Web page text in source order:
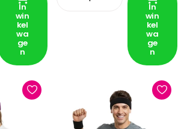
In
win
kel
wa
ge
n
In
win
kel
wa
ge
n